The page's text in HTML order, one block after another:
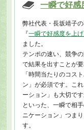
一瞬で好感
弊社代表・長坂靖子
『一瞬で好感度を上
ました。
テンポの速い、競争
で結果を出すことが
「時間当たりのコス
ン」が必須です。こ
ーション」も大切で
といった、一瞬で相
ニケーション」つま
す。